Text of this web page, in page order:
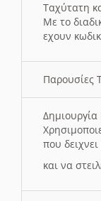
Ταχύτατη
Με το
εχουν
Παρουσίες
που
και να